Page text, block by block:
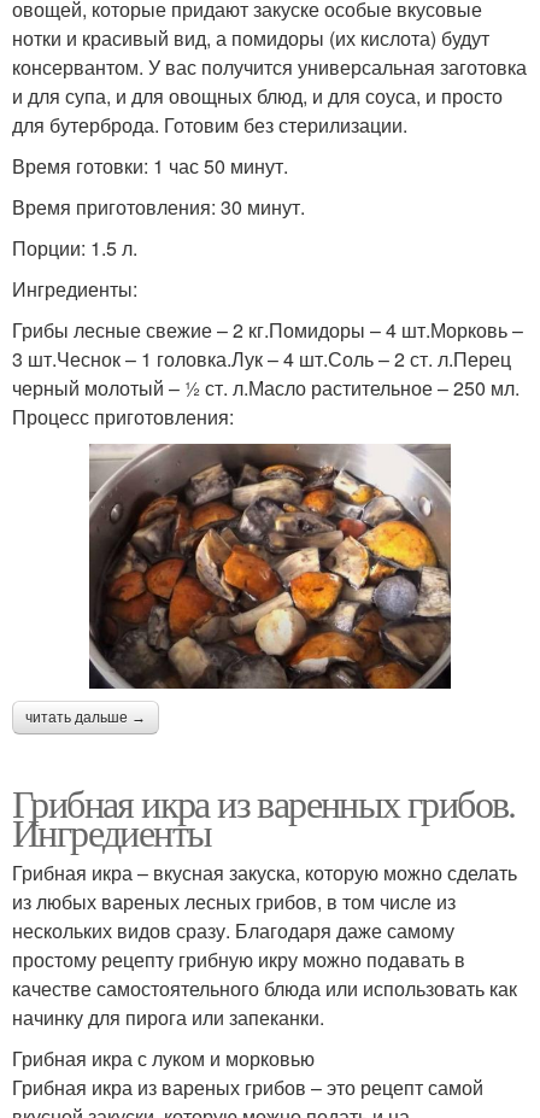
овощей, которые придают закуске особые вкусовые
нотки и красивый вид, а помидоры (их кислота) будут
консервантом. У вас получится универсальная заготовка
и для супа, и для овощных блюд, и для соуса, и просто
для бутерброда. Готовим без стерилизации.
Время готовки: 1 час 50 минут.
Время приготовления: 30 минут.
Порции: 1.5 л.
Ингредиенты:
Грибы лесные свежие – 2 кг.Помидоры – 4 шт.Морковь –
3 шт.Чеснок – 1 головка.Лук – 4 шт.Соль – 2 ст. л.Перец
черный молотый – ½ ст. л.Масло растительное – 250 мл.
Процесс приготовления:
читать дальше →
Грибная икра из варенных грибов.
Ингредиенты
Грибная икра – вкусная закуска, которую можно сделать
из любых вареных лесных грибов, в том числе из
нескольких видов сразу. Благодаря даже самому
простому рецепту грибную икру можно подавать в
качестве самостоятельного блюда или использовать как
начинку для пирога или запеканки.
Грибная икра с луком и морковью
Грибная икра из вареных грибов – это рецепт самой